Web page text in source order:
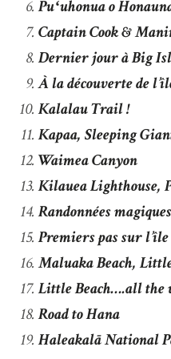
Puʻuhonua o
Captain Cook &
Dernier jour à Big
À la découverte de
Kalalau Trail !
Kapaa, Sleeping
Waimea Canyon
Kilauea Lighthouse,
Randonnées
Premiers pas sur
Maluaka Beach,
Little Beach….all the
Road to Hana
Haleakalā National